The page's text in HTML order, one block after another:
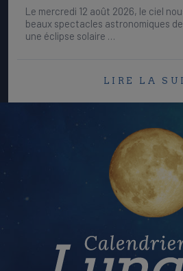
Le mercredi 12 août 2026, le ciel
beaux spectacles astronomiques
une éclipse solaire …
LIRE LA